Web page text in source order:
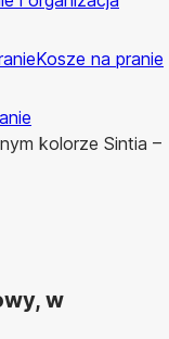
Kosze na pranie
w